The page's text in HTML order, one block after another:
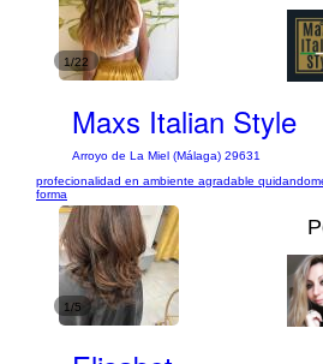
1/22
Maxs Italian Style
Arroyo de La Miel (Málaga) 29631
profecionalidad en ambiente agradable
forma
1/5